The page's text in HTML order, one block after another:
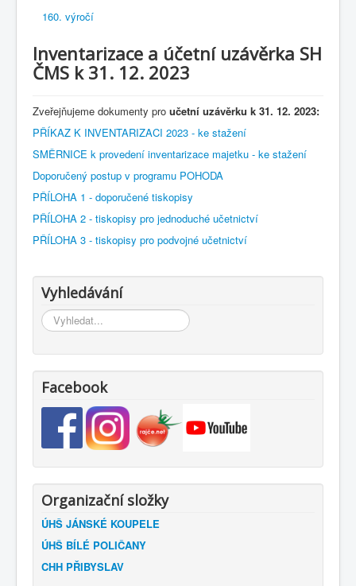
160. výročí
Inventarizace a účetní uzávěrka SH
ČMS k 31. 12. 2023
Zveřejňujeme dokumenty pro učetní uzávěrku k 31. 12. 2023:
PŘÍKAZ K INVENTARIZACI 2023 - ke stažení
SMĚRNICE k provedení inventarizace majetku - ke stažení
Doporučený postup v programu POHODA
PŘÍLOHA 1 - doporučené tiskopisy
PŘÍLOHA 2 - tiskopisy pro jednoduché učetnictví
PŘÍLOHA 3 - tiskopisy pro podvojné učetnictví
Vyhledávání
Vyhledávání...
Facebook
Organizační složky
ÚHŠ JÁNSKÉ KOUPELE
ÚHŠ BÍLÉ POLIČANY
CHH PŘIBYSLAV